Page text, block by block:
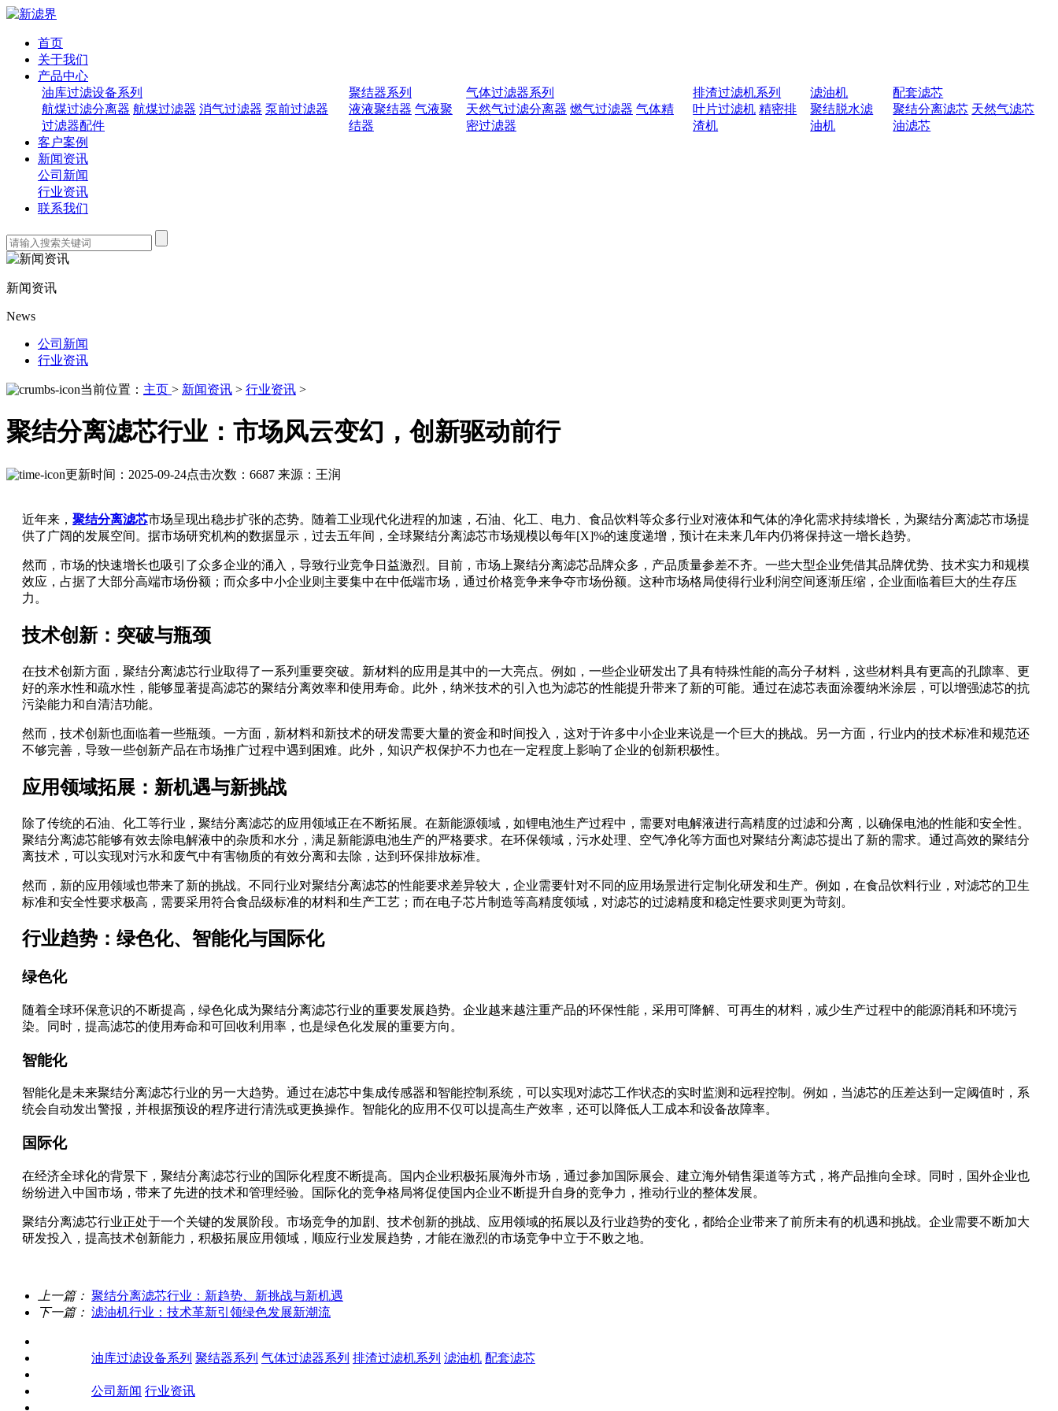
首页
关于我们
产品中心
油库过滤设备系列
航煤过滤分离器 航煤过滤器 消气过滤器 泵前过滤器
过滤器配件
聚结器系列
液液聚结器 气液聚
结器
气体过滤器系列
天然气过滤分离器 燃气过滤器 气体精
密过滤器
排渣过滤机系列
叶片过滤机 精密排
渣机
滤油机
聚结脱水滤
油机
配套滤芯
聚结分离滤芯 天然气滤芯
油滤芯
客户案例
新闻资讯
公司新闻
行业资讯
联系我们
新闻资讯
News
公司新闻
行业资讯
当前位置： 主页 > 新闻资讯 > 行业资讯 >
聚结分离滤芯行业：市场风云变幻，创新驱动前行
更新时间：2025-09-24点击次数：6687 来源：王润
近年来， 聚结分离滤芯市场呈现出稳步扩张的态势。随着工业现代化进程的加速，石油、化工、电力、食品饮料等众多行业对液体和气体的净化需求持续增长，为聚结分离滤芯市场提
供了广阔的发展空间。据市场研究机构的数据显示，过去五年间，全球聚结分离滤芯市场规模以每年[X]%的速度递增，预计在未来几年内仍将保持这一增长趋势。
然而，市场的快速增长也吸引了众多企业的涌入，导致行业竞争日益激烈。目前，市场上聚结分离滤芯品牌众多，产品质量参差不齐。一些大型企业凭借其品牌优势、技术实力和规模
效应，占据了大部分高端市场份额；而众多中小企业则主要集中在中低端市场，通过价格竞争来争夺市场份额。这种市场格局使得行业利润空间逐渐压缩，企业面临着巨大的生存压
力。
技术创新：突破与瓶颈
在技术创新方面，聚结分离滤芯行业取得了一系列重要突破。新材料的应用是其中的一大亮点。例如，一些企业研发出了具有特殊性能的高分子材料，这些材料具有更高的孔隙率、更
好的亲水性和疏水性，能够显著提高滤芯的聚结分离效率和使用寿命。此外，纳米技术的引入也为滤芯的性能提升带来了新的可能。通过在滤芯表面涂覆纳米涂层，可以增强滤芯的抗
污染能力和自清洁功能。
然而，技术创新也面临着一些瓶颈。一方面，新材料和新技术的研发需要大量的资金和时间投入，这对于许多中小企业来说是一个巨大的挑战。另一方面，行业内的技术标准和规范还
不够完善，导致一些创新产品在市场推广过程中遇到困难。此外，知识产权保护不力也在一定程度上影响了企业的创新积极性。
应用领域拓展：新机遇与新挑战
除了传统的石油、化工等行业，聚结分离滤芯的应用领域正在不断拓展。在新能源领域，如锂电池生产过程中，需要对电解液进行高精度的过滤和分离，以确保电池的性能和安全性。
聚结分离滤芯能够有效去除电解液中的杂质和水分，满足新能源电池生产的严格要求。在环保领域，污水处理、空气净化等方面也对聚结分离滤芯提出了新的需求。通过高效的聚结分
离技术，可以实现对污水和废气中有害物质的有效分离和去除，达到环保排放标准。
然而，新的应用领域也带来了新的挑战。不同行业对聚结分离滤芯的性能要求差异较大，企业需要针对不同的应用场景进行定制化研发和生产。例如，在食品饮料行业，对滤芯的卫生
标准和安全性要求极高，需要采用符合食品级标准的材料和生产工艺；而在电子芯片制造等高精度领域，对滤芯的过滤精度和稳定性要求则更为苛刻。
行业趋势：绿色化、智能化与国际化
绿色化
随着全球环保意识的不断提高，绿色化成为聚结分离滤芯行业的重要发展趋势。企业越来越注重产品的环保性能，采用可降解、可再生的材料，减少生产过程中的能源消耗和环境污
染。同时，提高滤芯的使用寿命和可回收利用率，也是绿色化发展的重要方向。
智能化
智能化是未来聚结分离滤芯行业的另一大趋势。通过在滤芯中集成传感器和智能控制系统，可以实现对滤芯工作状态的实时监测和远程控制。例如，当滤芯的压差达到一定阈值时，系
统会自动发出警报，并根据预设的程序进行清洗或更换操作。智能化的应用不仅可以提高生产效率，还可以降低人工成本和设备故障率。
国际化
在经济全球化的背景下，聚结分离滤芯行业的国际化程度不断提高。国内企业积极拓展海外市场，通过参加国际展会、建立海外销售渠道等方式，将产品推向全球。同时，国外企业也
纷纷进入中国市场，带来了先进的技术和管理经验。国际化的竞争格局将促使国内企业不断提升自身的竞争力，推动行业的整体发展。
聚结分离滤芯行业正处于一个关键的发展阶段。市场竞争的加剧、技术创新的挑战、应用领域的拓展以及行业趋势的变化，都给企业带来了前所未有的机遇和挑战。企业需要不断加大
研发投入，提高技术创新能力，积极拓展应用领域，顺应行业发展趋势，才能在激烈的市场竞争中立于不败之地。
上一篇： 聚结分离滤芯行业：新趋势、新挑战与新机遇
下一篇： 滤油机行业：技术革新引领绿色发展新潮流
油库过滤设备系列 聚结器系列 气体过滤器系列 排渣过滤机系列 滤油机 配套滤芯
公司新闻 行业资讯